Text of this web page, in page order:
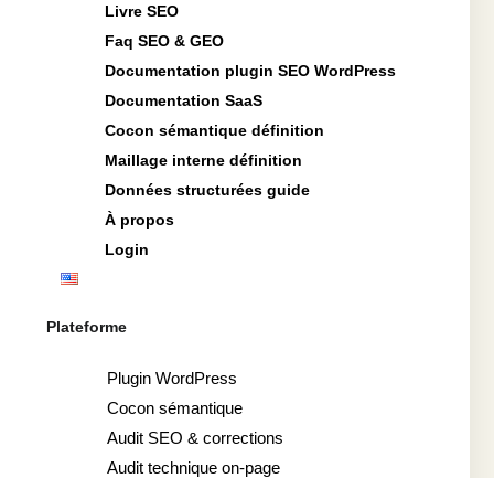
Livre SEO
Faq SEO & GEO
Documentation plugin SEO WordPress
Documentation SaaS
Cocon sémantique définition
Maillage interne définition
Données structurées guide
À propos
Login
Plateforme
Plugin WordPress
Cocon sémantique
Audit SEO & corrections
Audit technique on-page